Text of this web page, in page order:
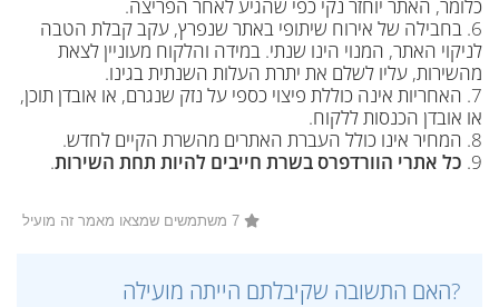
כלומר, האתר יוחזר נקי כפי שהגיע לאחר הפריצה.
6. בחבילה של אירוח שיתופי באתר שנפרץ, עקב קבלת הטבה
לניקוי האתר, המנוי הינו שנתי. במידה והלקוח מעוניין לצאת
מהשירות, עליו לשלם את יתרת העלות השנתית בגינו.
7. האחריות אינה כוללת פיצוי כספי על נזק שנגרם, או אובדן תוכן,
או אובדן הכנסות ללקוח.
8. המחיר אינו כולל העברת האתרים מהשרת הקיים לחדש.
9. כל אתרי הוורדפרס בשרת חייבים להיות תחת השירות.
?האם התשובה שקיבלתם הייתה מועילה